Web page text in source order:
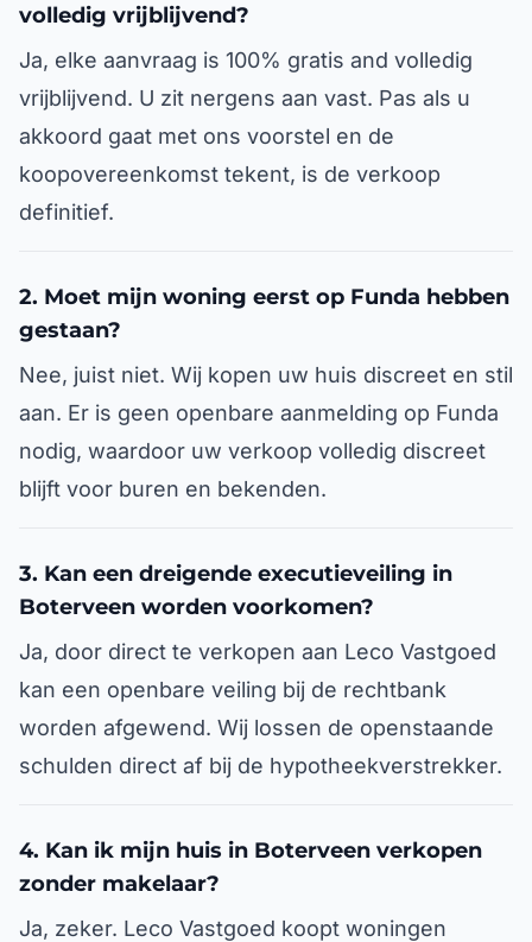
volledig vrijblijvend?
Ja, elke aanvraag is 100% gratis and volledig
vrijblijvend. U zit nergens aan vast. Pas als u
akkoord gaat met ons voorstel en de
koopovereenkomst tekent, is de verkoop
definitief.
2. Moet mijn woning eerst op Funda hebben
gestaan?
Nee, juist niet. Wij kopen uw huis discreet en stil
aan. Er is geen openbare aanmelding op Funda
nodig, waardoor uw verkoop volledig discreet
blijft voor buren en bekenden.
3. Kan een dreigende executieveiling in
Boterveen worden voorkomen?
Ja, door direct te verkopen aan Leco Vastgoed
kan een openbare veiling bij de rechtbank
worden afgewend. Wij lossen de openstaande
schulden direct af bij de hypotheekverstrekker.
4. Kan ik mijn huis in Boterveen verkopen
zonder makelaar?
Ja, zeker. Leco Vastgoed koopt woningen